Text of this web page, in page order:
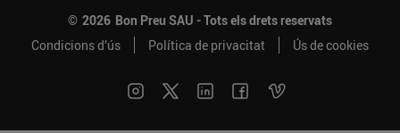
© 2026 Bon Preu SAU - Tots els drets reservats
Condicions d’ús
Política de privacitat Ús de cookies